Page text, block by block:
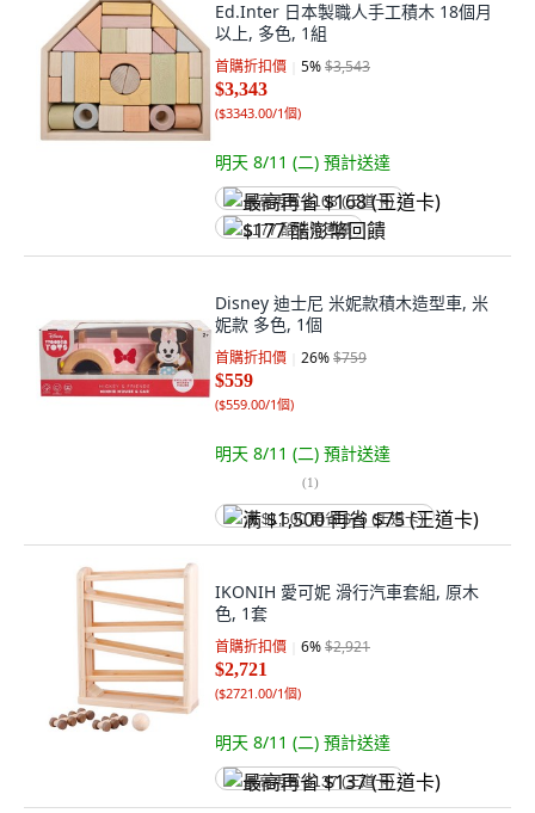
Ed.Inter 日本製職人手工積木 18個月
以上, 多色, 1組
首購折扣價 5%$3,543
$3,343
($3343.00/1個)
明天 8/11 (二) 預計送達
最高再省 $168 (王道卡)
$177 酷澎幣回饋
Disney 迪士尼 米妮款積木造型車, 米
妮款 多色, 1個
首購折扣價 26%$759
$559
($559.00/1個)
明天 8/11 (二) 預計送達
(1)
满 $1,500 再省 $75 (王道卡)
IKONIH 愛可妮 滑行汽車套組, 原木
色, 1套
首購折扣價 6%$2,921
$2,721
($2721.00/1個)
明天 8/11 (二) 預計送達
最高再省 $137 (王道卡)